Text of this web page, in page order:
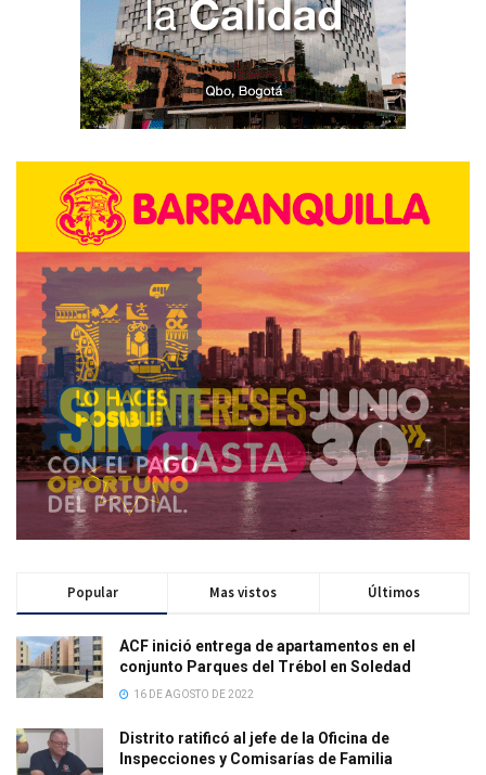
Popular Mas vistos Últimos
ACF inició entrega de apartamentos en el
conjunto Parques del Trébol en Soledad
16 DE AGOSTO DE 2022
Distrito ratificó al jefe de la Oficina de
Inspecciones y Comisarías de Familia